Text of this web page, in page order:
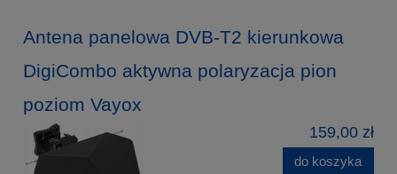
Antena panelowa DVB-T2 kierunkowa
DigiCombo aktywna polaryzacja pion
poziom Vayox
159,00 zł
do koszyka